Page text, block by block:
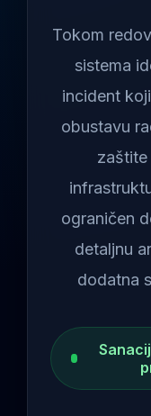
Tokom
sistema
incident
obustavu
zaštite
ograničen
detaljnu
dodatna